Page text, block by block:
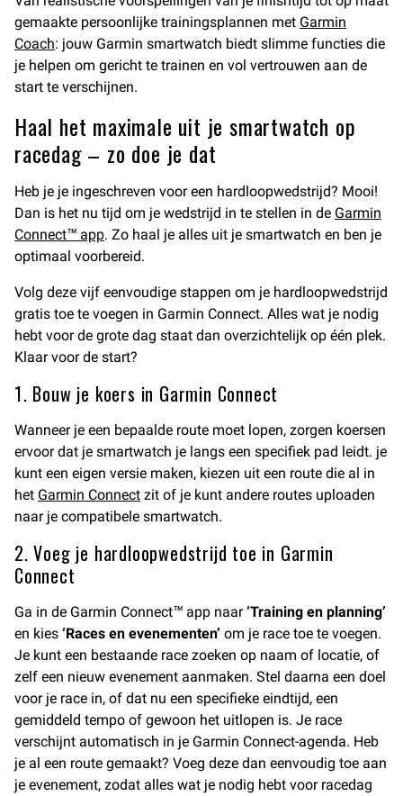
gemaakte persoonlijke trainingsplannen met Garmin
Coach: jouw Garmin smartwatch biedt slimme functies die
je helpen om gericht te trainen en vol vertrouwen aan de
start te verschijnen.
Haal het maximale uit je smartwatch op
racedag – zo doe je dat
Heb je je ingeschreven voor een hardloopwedstrijd? Mooi!
Dan is het nu tijd om je wedstrijd in te stellen in de Garmin
Connect™ app. Zo haal je alles uit je smartwatch en ben je
optimaal voorbereid.
Volg deze vijf eenvoudige stappen om je hardloopwedstrijd
gratis toe te voegen in Garmin Connect. Alles wat je nodig
hebt voor de grote dag staat dan overzichtelijk op één plek.
Klaar voor de start?
1. Bouw je koers in Garmin Connect
Wanneer je een bepaalde route moet lopen, zorgen koersen
ervoor dat je smartwatch je langs een specifiek pad leidt. je
kunt een eigen versie maken, kiezen uit een route die al in
het Garmin Connect zit of je kunt andere routes uploaden
naar je compatibele smartwatch.
2. Voeg je hardloopwedstrijd toe in Garmin
Connect
Ga in de Garmin Connect™ app naar‘Training en planning’
en kies ‘Races en evenementen’ om je race toe te voegen.
Je kunt een bestaande race zoeken op naam of locatie, of
zelf een nieuw evenement aanmaken. Stel daarna een doel
voor je race in, of dat nu een specifieke eindtijd, een
gemiddeld tempo of gewoon het uitlopen is. Je race
verschijnt automatisch in je Garmin Connect-agenda. Heb
je al een route gemaakt? Voeg deze dan eenvoudig toe aan
je evenement, zodat alles wat je nodig hebt voor racedag